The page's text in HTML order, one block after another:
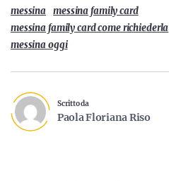
messina messina family card
messina family card come richiederla
messina oggi
Scritto da
Paola Floriana Riso